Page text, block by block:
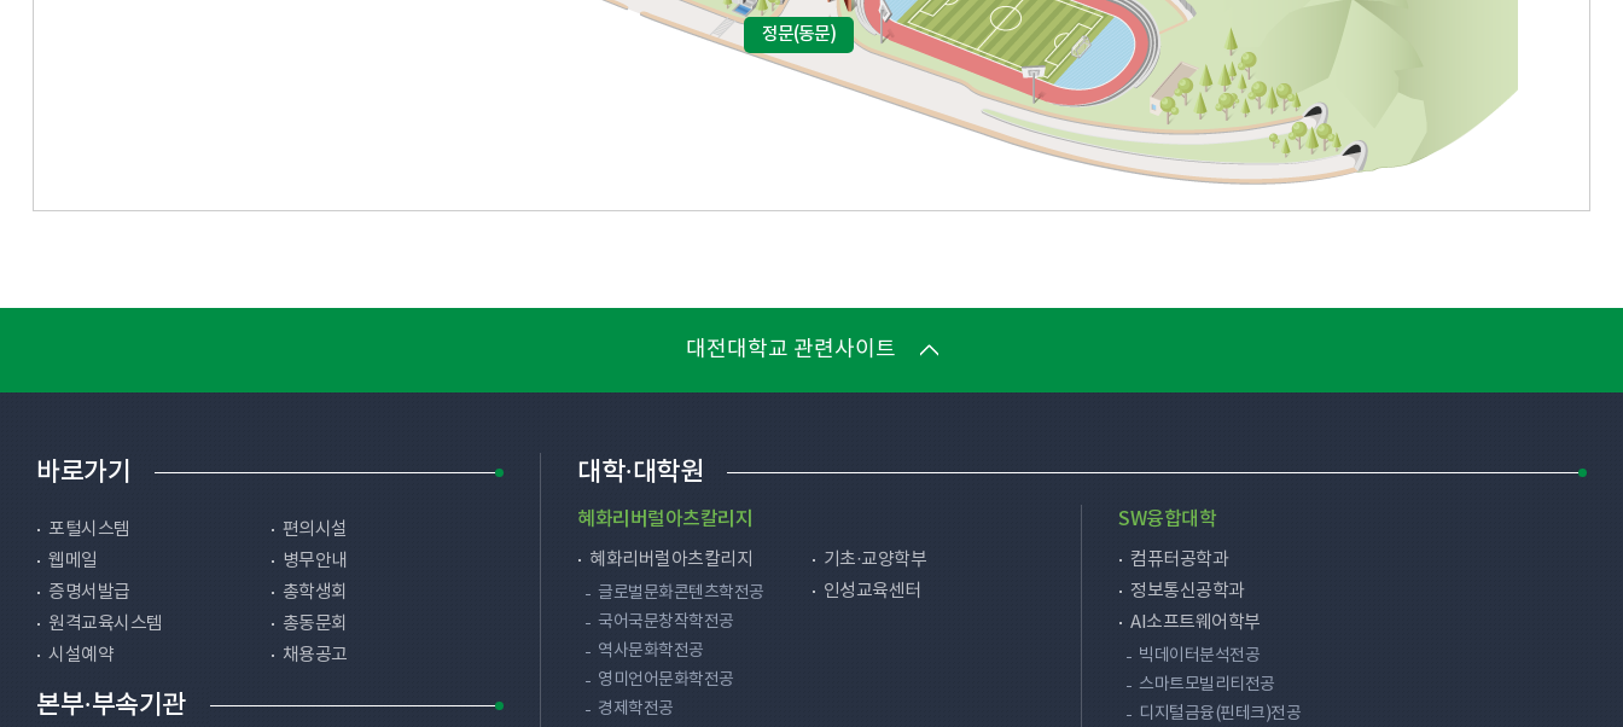
정문(동문)
대전대학교 관련사이트
바로가기
포털시스템
웹메일
증명서발급
원격교육시스템
시설예약
편의시설
병무안내
총학생회
총동문회
채용공고
본부·부속기관
대학·대학원
혜화리버럴아츠칼리지
혜화리버럴아츠칼리지
글로벌문화콘텐츠학전공
국어국문창작학전공
역사문화학전공
영미언어문화학전공
경제학전공
기초·교양학부
인성교육센터
SW융합대학
컴퓨터공학과
정보통신공학과
AI소프트웨어학부
빅데이터분석전공
스마트모빌리티전공
디지털금융(핀테크)전공